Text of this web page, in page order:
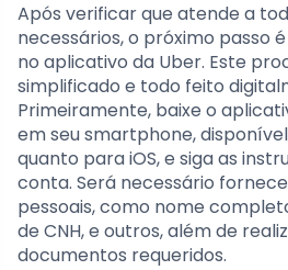
Após verificar que atende a
necessários, o próximo passo
no aplicativo da Uber. Este
simplificado e todo feito
Primeiramente, baixe o
em seu smartphone,
quanto para iOS, e siga as
conta. Será necessário
pessoais, como nome
de CNH, e outros, além de
documentos requeridos.